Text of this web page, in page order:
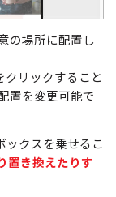
の場所に配置し
リックすること
置を変更可能で
ックスを乗せるこ
置き換えたりす